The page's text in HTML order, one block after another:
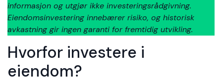
informasjon og utgjør ikke investeringsrådgivning.
Eiendomsinvestering innebærer risiko, og historisk
avkastning gir ingen garanti for fremtidig utvikling.
Hvorfor investere i
eiendom?